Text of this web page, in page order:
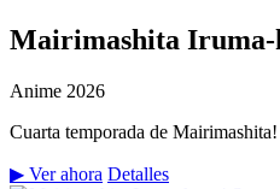
Mairimashita Iruma-
Anime 2026
Cuarta temporada de
▶ Ver ahora Detalles